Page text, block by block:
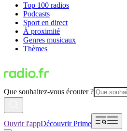
Top 100 radios
Podcasts
Sport en direct
À proximité
Genres musicaux
Thèmes
Que souhaitez-vous écouter ?
Ouvrir l'appDécouvrir Prime